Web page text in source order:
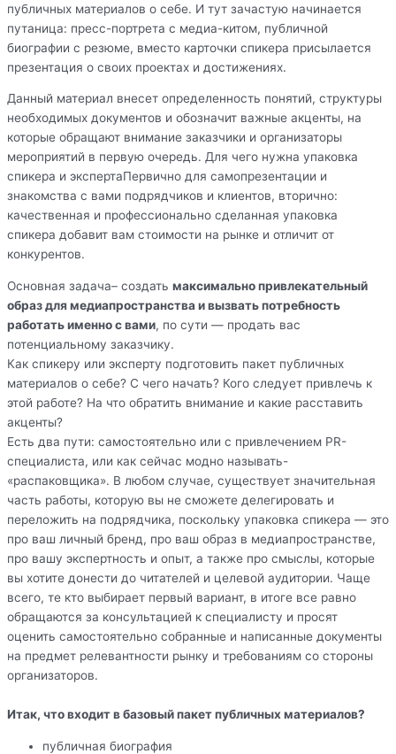
публичных материалов о себе. И тут зачастую начинается
путаница: пресс-портрета с медиа-китом, публичной
биографии с резюме, вместо карточки спикера присылается
презентация о своих проектах и достижениях.
Данный материал внесет определенность понятий, структуры
необходимых документов и обозначит важные акценты, на
которые обращают внимание заказчики и организаторы
мероприятий в первую очередь. Для чего нужна упаковка
спикера и экспертаПервично для самопрезентации и
знакомства с вами подрядчиков и клиентов, вторично:
качественная и профессионально сделанная упаковка
спикера добавит вам стоимости на рынке и отличит от
конкурентов.
Основная задача– создать максимально привлекательный
образ для медиапространства и вызвать потребность
работать именно с вами, по сути — продать вас
потенциальному заказчику.
Как спикеру или эксперту подготовить пакет публичных
материалов о себе? С чего начать? Кого следует привлечь к
этой работе? На что обратить внимание и какие расставить
акценты?
Есть два пути: самостоятельно или с привлечением PR-
специалиста, или как сейчас модно называть-
«распаковщика». В любом случае, существует значительная
часть работы, которую вы не сможете делегировать и
переложить на подрядчика, поскольку упаковка спикера — это
про ваш личный бренд, про ваш образ в медиапространстве,
про вашу экспертность и опыт, а также про смыслы, которые
вы хотите донести до читателей и целевой аудитории. Чаще
всего, те кто выбирает первый вариант, в итоге все равно
обращаются за консультацией к специалисту и просят
оценить самостоятельно собранные и написанные документы
на предмет релевантности рынку и требованиям со стороны
организаторов.
Итак, что входит в базовый пакет публичных материалов?
публичная биография